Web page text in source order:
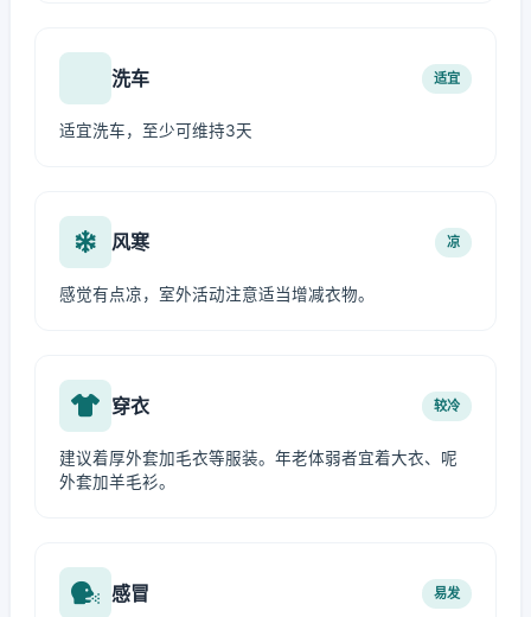
洗车 适宜
适宜洗车，至少可维持3天
风寒 凉
感觉有点凉，室外活动注意适当增减衣物。
穿衣 较冷
建议着厚外套加毛衣等服装。年老体弱者宜着大衣、呢
外套加羊毛衫。
感冒 易发